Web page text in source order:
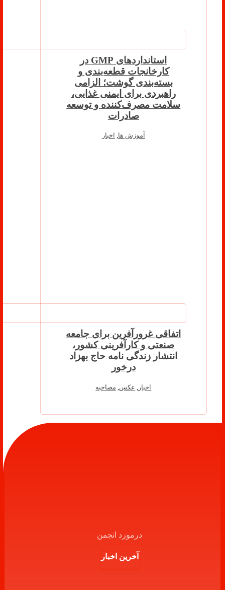
استانداردهای GMP در
کارخانجات قطعه‌بندی و
بسته‌بندی گوشت؛ الزامی
راهبردی برای ایمنی غذایی،
سلامت مصرف‌کننده و توسعه
صادرات
آموزش ها, اخبار
اتفاقی غرورآفرین برای جامعه
صنعتی و کارآفرینی کشور،
انتشار زندگی نامه حاج بهزاد
درخور
اخبار عکس مصاحبه
درمورد انجمن
آخرین اخبار